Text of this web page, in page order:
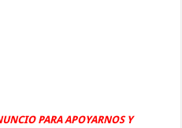
PARA APOYARNOS Y